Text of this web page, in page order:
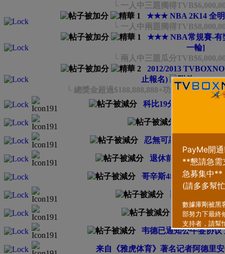
└ 一人中三題獨得
★★★ NBA 2K14 全
└ 一人中兩題獨得
★★★ NBA常規賽-有
一輪]
└ 兩人中三題瓜分
2012/2013
止報名)
...2 3 4
└ 總獎金超過$188,888,888+功勳+NBA經理
科比19分南斯17+11
忍無可忍!大範炮轟“
退休前第18次戰明
哥辛斯48分朗度貢獻
兩主將雙雙 雷
馬刺簽KD失
韦德已通知公牛签协议
来自《雅虎体育》著名记者阿德里